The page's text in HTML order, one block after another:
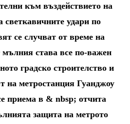
към въздействието на
светкавичните удари по
се случват от време на
става все по-важен
градско строителство и
на метростанция Гуанджоу
приема в & nbsp; отчита
защита на метрото